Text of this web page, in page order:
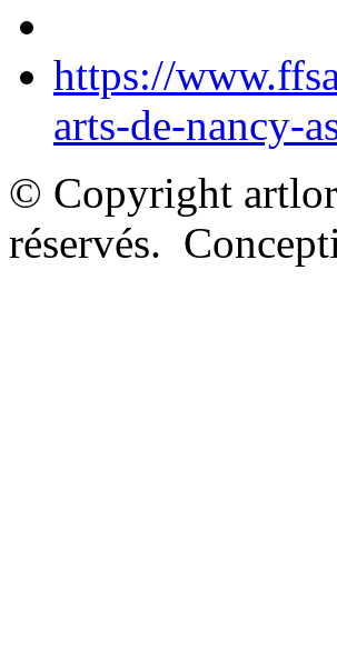
https://
arts-de-nancy-
© Copyright
réservés.